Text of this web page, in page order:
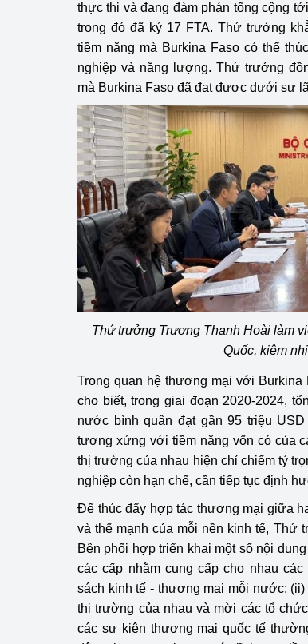
Tái cơ cấu
Quản lý thị
Sử dụng
hiệu quả
Khoa học,
Thông báo
Bảo vệ môi
Bảo vệ
Doanh
Xúc tiến
Thị trường
Ngành
Phát triển
Phát triển
thực thi và đang đàm phán tổng cộng
trong đó đã ký 17 FTA. Thứ trưởng
tiềm năng mà Burkina Faso có thể
nghiệp và năng lượng. Thứ trưởng
mà Burkina Faso đã đạt được dưới sự
Thứ trưởng Trương Thanh Hoài làm
Quốc, kiêm
Trong quan hệ thương mại với
cho biết, trong giai đoạn 2020-2024,
nước bình quân đạt gần 95 triệu
tương xứng với tiềm năng vốn có của
thị trường của nhau hiện chỉ chiếm tỷ
nghiệp còn hạn chế, cần tiếp tục định
Để thúc đẩy hợp tác thương mại giữa
và thế mạnh của mỗi nền kinh tế, Thứ
Bên phối hợp triển khai một số nội
các cấp nhằm cung cấp cho nhau
sách kinh tế - thương mại mỗi nước;
thị trường của nhau và mời các tổ
các sự kiện thương mại quốc tế